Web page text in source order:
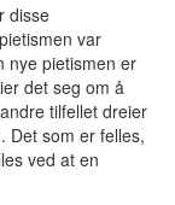
disse
var
nye pietismen er
det seg om å
tilfellet dreier
Det som er felles,
ved at en